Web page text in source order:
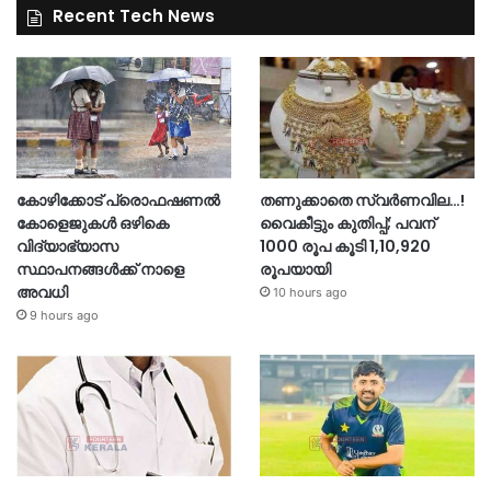
Recent Tech News
കോഴിക്കോട് പ്രൊഫഷണൽ
കോളെജുകൾ ഒഴികെ
വിദ്യാഭ്യാസ
സ്ഥാപനങ്ങൾക്ക് നാളെ
അവധി
9 hours ago
തണുക്കാതെ സ്വർണവില…!
വൈകീട്ടും കുതിപ്പ്; പവന്
1000 രൂപ കൂടി 1,10,920
രൂപയായി
10 hours ago